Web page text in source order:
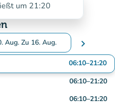
um 21:20
Aug. Zu 16. Aug.
den Kalender, um Daten zu
chevron_right
06:10–21:20
06:10–21:20
06:10–21:20